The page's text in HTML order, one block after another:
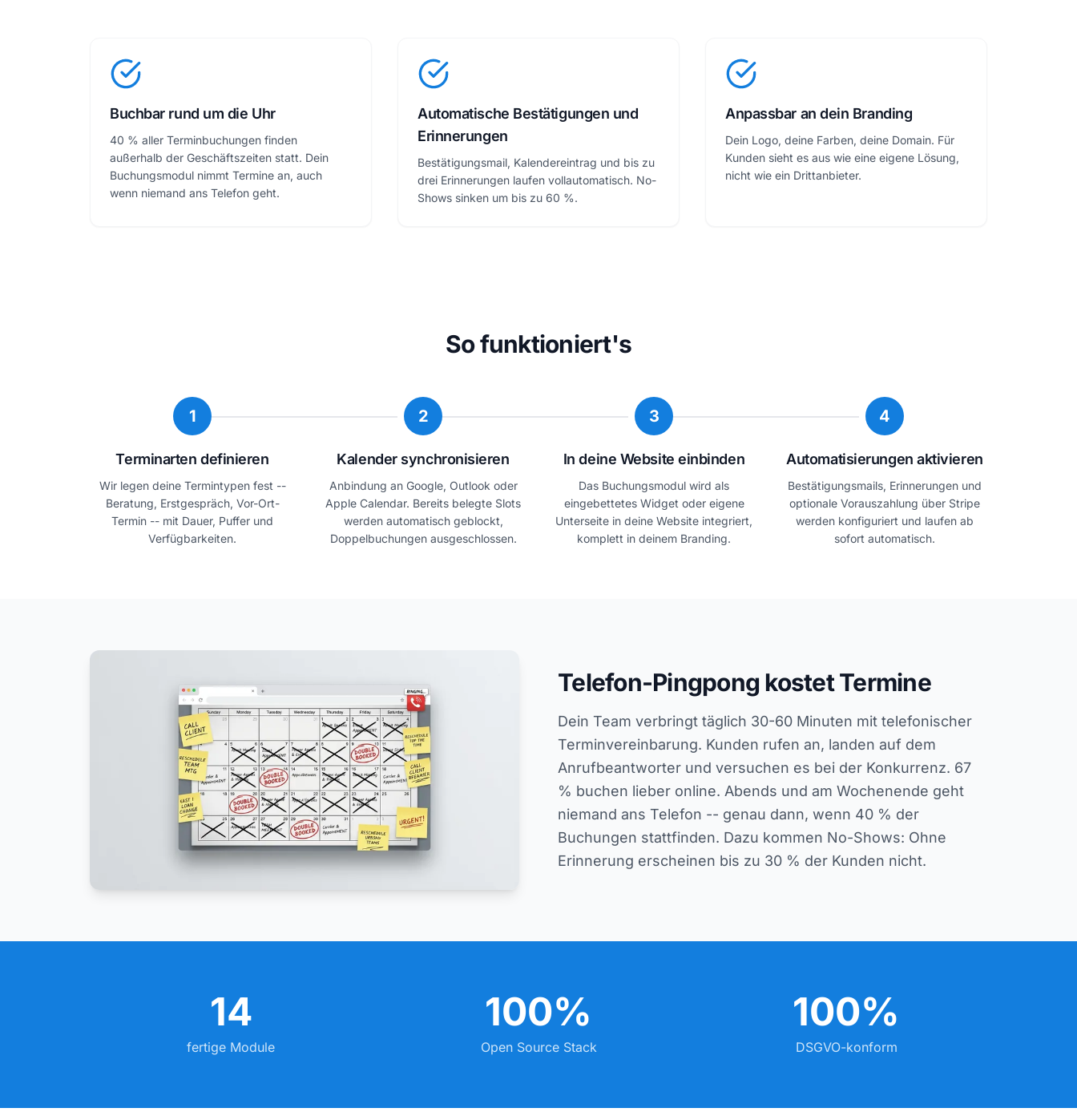
Buchbar rund um die Uhr
40 % aller Terminbuchungen finden
außerhalb der Geschäftszeiten statt. Dein
Buchungsmodul nimmt Termine an, auch
wenn niemand ans Telefon geht.
Automatische Bestätigungen und
Erinnerungen
Bestätigungsmail, Kalendereintrag und bis zu
drei Erinnerungen laufen vollautomatisch. No-
Shows sinken um bis zu 60 %.
Anpassbar an dein Branding
Dein Logo, deine Farben, deine Domain. Für
Kunden sieht es aus wie eine eigene Lösung,
nicht wie ein Drittanbieter.
So funktioniert's
1
Terminarten definieren
Wir legen deine Termintypen fest --
Beratung, Erstgespräch, Vor-Ort-
Termin -- mit Dauer, Puffer und
Verfügbarkeiten.
2
Kalender synchronisieren
Anbindung an Google, Outlook oder
Apple Calendar. Bereits belegte Slots
werden automatisch geblockt,
Doppelbuchungen ausgeschlossen.
3
In deine Website einbinden
Das Buchungsmodul wird als
eingebettetes Widget oder eigene
Unterseite in deine Website integriert,
komplett in deinem Branding.
4
Automatisierungen aktivieren
Bestätigungsmails, Erinnerungen und
optionale Vorauszahlung über Stripe
werden konfiguriert und laufen ab
sofort automatisch.
Telefon-Pingpong kostet Termine
Dein Team verbringt täglich 30-60 Minuten mit telefonischer
Terminvereinbarung. Kunden rufen an, landen auf dem
Anrufbeantworter und versuchen es bei der Konkurrenz. 67
% buchen lieber online. Abends und am Wochenende geht
niemand ans Telefon -- genau dann, wenn 40 % der
Buchungen stattfinden. Dazu kommen No-Shows: Ohne
Erinnerung erscheinen bis zu 30 % der Kunden nicht.
14
fertige Module
100%
Open Source Stack
100%
DSGVO-konform